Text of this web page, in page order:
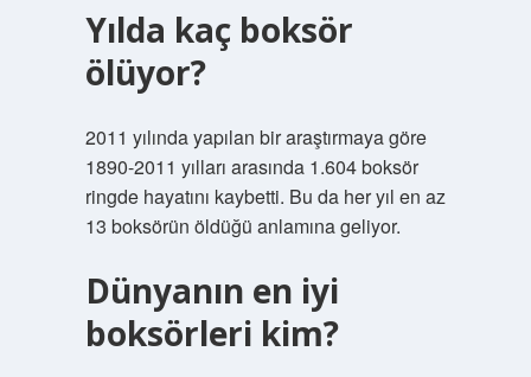
Yılda kaç boksör
ölüyor?
2011 yılında yapılan bir araştırmaya göre
1890-2011 yılları arasında 1.604 boksör
ringde hayatını kaybetti. Bu da her yıl en az
13 boksörün öldüğü anlamına geliyor.
Dünyanın en iyi
boksörleri kim?